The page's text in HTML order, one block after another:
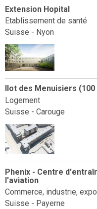
Extension Hopital
Etablissement de santé
Suisse - Nyon
Ilot des Menuisiers
Logement
Suisse - Carouge
Phenix - Centre
l'aviation
Commerce, industrie,
Suisse - Payerne